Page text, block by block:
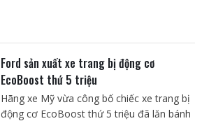
Ford sản xuất xe trang bị động cơ
EcoBoost thứ 5 triệu
Hãng xe Mỹ vừa công bố chiếc xe trang bị
động cơ EcoBoost thứ 5 triệu đã lăn bánh